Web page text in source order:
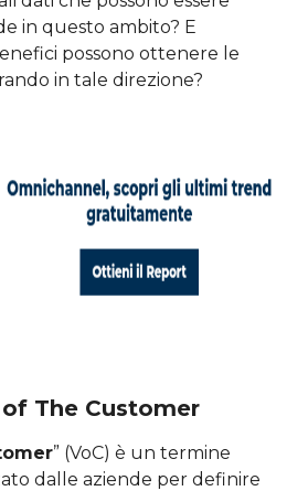
in questo ambito? E
possono ottenere le
in tale direzione?
of The Customer
” (VoC) è un termine
dalle aziende per definire